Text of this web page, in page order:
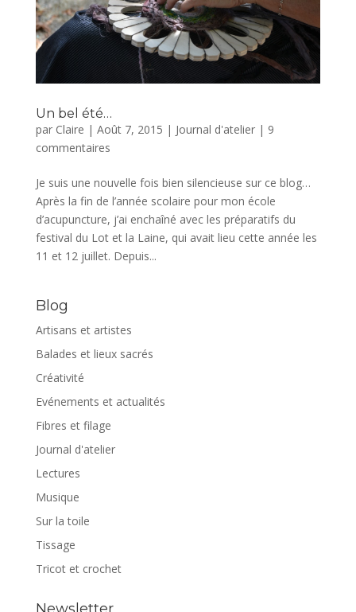
Un bel été…
par Claire | Août 7, 2015 | Journal d'atelier| 9
commentaires
Je suis une nouvelle fois bien silencieuse sur ce blog…
Après la fin de l’année scolaire pour mon école
d’acupuncture, j’ai enchaîné avec les préparatifs du
festival du Lot et la Laine, qui avait lieu cette année les
11 et 12 juillet. Depuis...
Blog
Artisans et artistes
Balades et lieux sacrés
Créativité
Evénements et actualités
Fibres et filage
Journal d'atelier
Lectures
Musique
Sur la toile
Tissage
Tricot et crochet